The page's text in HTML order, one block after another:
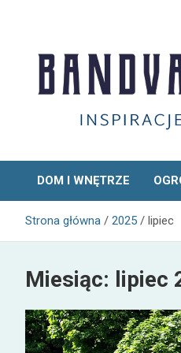
Bandvan
DOM I WNĘTRZE
Strona główna 2025 lipiec
Miesiąc: lipiec